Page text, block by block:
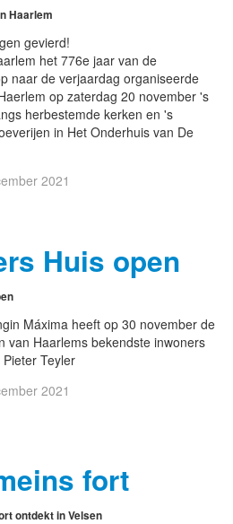
Haarlem
gevierd!
het 776e jaar van de
naar de verjaardag organiseerde
op zaterdag 20 november 's
herbestemde kerken en 's
in Het Onderhuis van De
2021
Huis open
Máxima heeft op 30 november de
van Haarlems bekendste inwoners
Teyler
2021
fort
ontdekt in Velsen